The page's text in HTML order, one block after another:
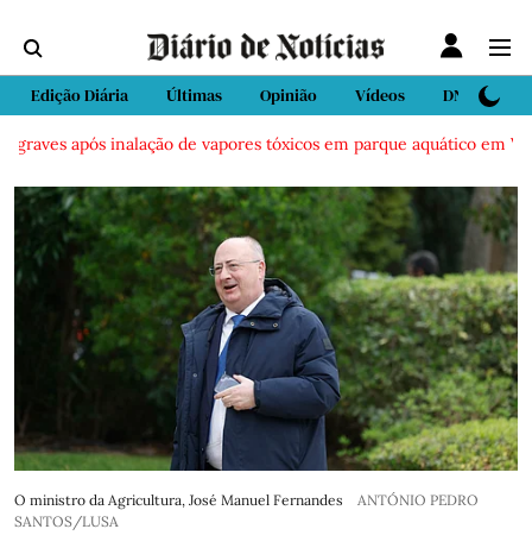
Edição Diária Últimas Opinião Vídeos DN Sport
após inalação de vapores tóxicos em parque aquático em Vieira
O ministro da Agricultura, José Manuel Fernandes
ANTÓNIO PEDRO
SANTOS/LUSA